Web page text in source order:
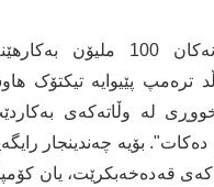
بەپێی خەمڵاندنەکان 100
ترەمپ پێیوایە تیکتۆک
لە وڵاتەکەی
بۆیە چەندینجار
قەدەخەبکرێت، یان